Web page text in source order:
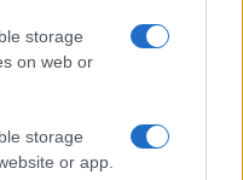
storage
on web or
storage
or app.
all'archivio delle vignette